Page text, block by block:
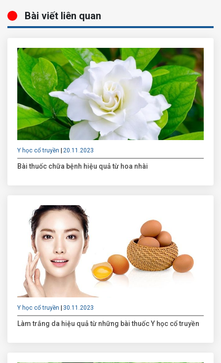
Bài viết liên quan
Y học cổ truyền 20.11.2023
Bài thuốc chữa bệnh hiệu quả từ hoa nhài
Y học cổ truyền 30.11.2023
Làm trắng da hiệu quả từ những bài thuốc Y học cổ truyền